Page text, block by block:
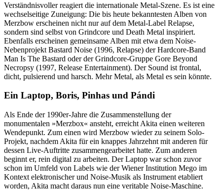
Verständnisvoller reagiert die internationale Metal-Szene. Es ist eine
wechselseitige Zuneigung: Die bis heute bekanntesten Alben von
Merzbow erscheinen nicht nur auf dem Metal-Label Relapse,
sondern sind selbst von Grindcore und Death Metal inspiriert.
Ebenfalls erscheinen gemeinsame Alben mit etwa dem Noise-
Nebenprojekt Bastard Noise (1996, Relapse) der Hardcore-Band
Man Is The Bastard oder der Grindcore-Gruppe Gore Beyond
Necropsy (1997, Release Entertainment). Der Sound ist frontal,
dicht, pulsierend und harsch. Mehr Metal, als Metal es sein könnte.
Ein Laptop, Boris, Pinhas und Pándi
Als Ende der 1990er-Jahre die Zusammenstellung der
monumentalen »Merzbox« ansteht, erreicht Akita einen weiteren
Wendepunkt. Zum einen wird Merzbow wieder zu seinem Solo-
Projekt, nachdem Akita für ein knappes Jahrzehnt mit anderen für
dessen Live-Auftritte zusammengearbeitet hatte. Zum anderen
beginnt er, rein digital zu arbeiten. Der Laptop war schon zuvor
schon im Umfeld von Labels wie der Wiener Institution Mego im
Kontext elektronischer und Noise-Musik als Instrument etabliert
worden, Akita macht daraus nun eine veritable Noise-Maschine.